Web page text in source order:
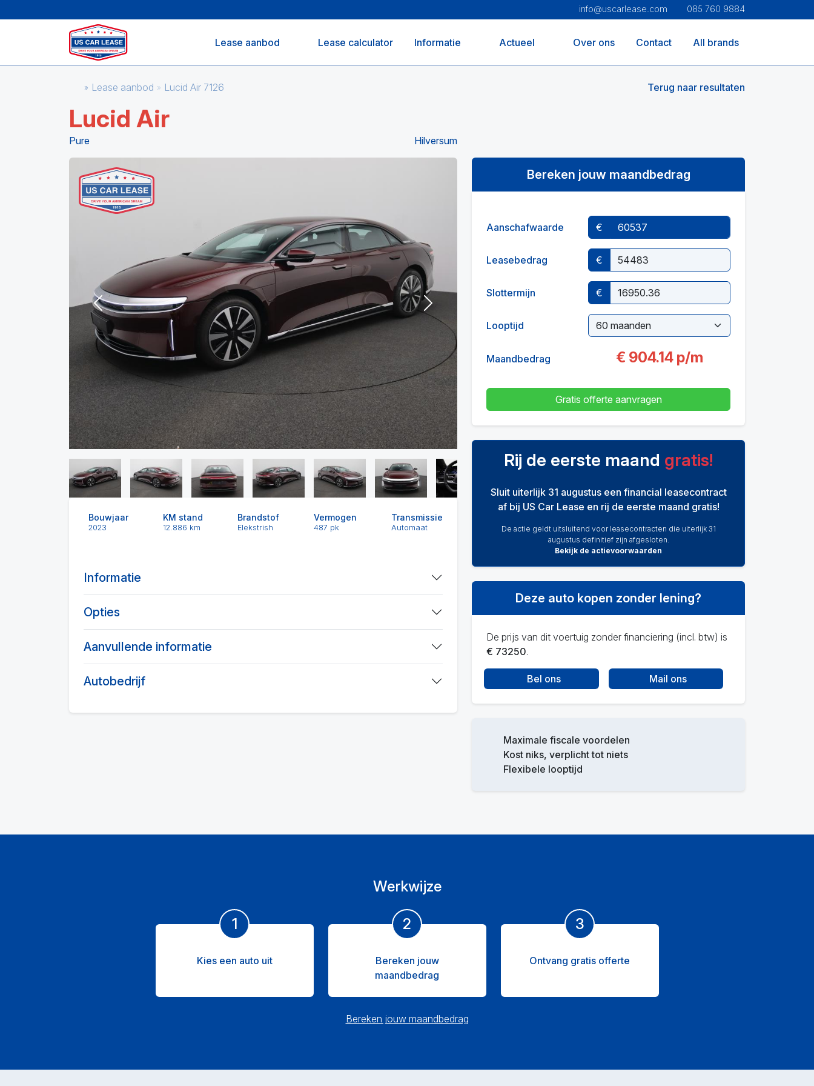
info@uscarlease.com 085 760 9884
Lease aanbod Lease calculator Informatie Actueel Over ons Contact All brands
Lease aanbod Lucid Air 7126 Terug naar resultaten
Lucid Air
Pure Hilversum
Previous Next
Bouwjaar
2023
KM stand
12.886 km
Brandstof
Elekstrish
Vermogen
487 pk
Transmissie
Automaat
Informatie
Opties
Aanvullende informatie
Autobedrijf
Bereken jouw maandbedrag
Aanschafwaarde €
Leasebedrag €
Slottermijn €
Looptijd
Maandbedrag € 904.14p/m
Gratis offerte aanvragen
Rij de eerste maand gratis!
Sluit uiterlijk 31 augustus een financial leasecontract
af bij US Car Lease en rij de eerste maand gratis!
De actie geldt uitsluitend voor leasecontracten die uiterlijk 31
augustus definitief zijn afgesloten.
Bekijk de actievoorwaarden
Deze auto kopen zonder lening?
De prijs van dit voertuig zonder financiering (incl. btw) is
€ 73250.
Bel ons Mail ons
Maximale fiscale voordelen
Kost niks, verplicht tot niets
Flexibele looptijd
Werkwijze
1
Kies een auto uit
2
Bereken jouw
maandbedrag
3
Ontvang gratis offerte
Bereken jouw maandbedrag